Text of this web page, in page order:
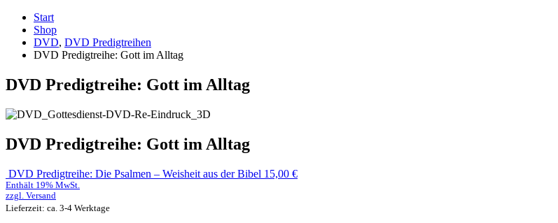
Start
Shop
DVD, DVD Predigtreihen
DVD Predigtreihe: Gott im Alltag
DVD Predigtreihe: Gott im Alltag
DVD Predigtreihe: Gott im Alltag
DVD Predigtreihe: Die Psalmen – Weisheit aus der Bibel 15,00 €
Enthält 19% MwSt.
zzgl. Versand
Lieferzeit: ca. 3-4 Werktage